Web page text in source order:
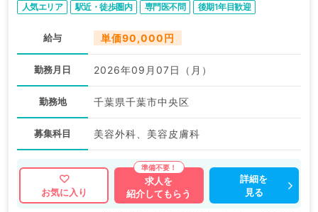
人気エリア 駅近・徒歩圏内 専門医不問 後期1年目歓迎
給与 単価90,000円
勤務月日 2026年09月07日（月）
勤務地 千葉県千葉市中央区
募集科目 美容外科、美容皮膚科
お気に入り
求人を
紹介してもらう
詳細を
見る